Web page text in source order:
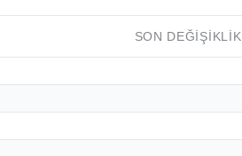
SON DEĞIŞIKLIK